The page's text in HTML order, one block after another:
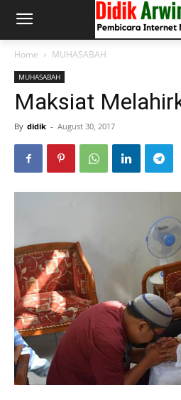
Home MUHASABAH
MUHASABAH
Maksiat
By didik - August 30, 2017